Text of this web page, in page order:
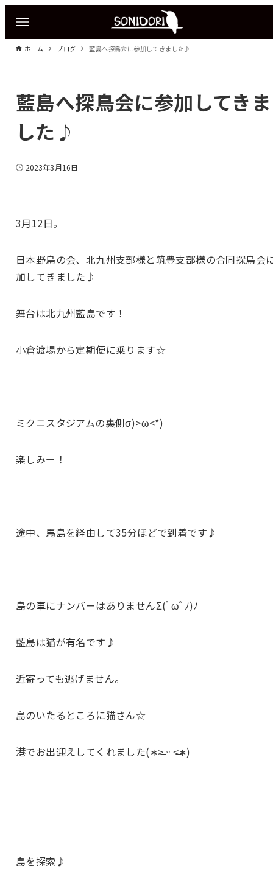
ホーム ブログ 藍島へ探鳥会に参加してきました♪
藍島へ探鳥会に参加してきま
した♪
2023年3月16日
3月12日。
日本野鳥の会、 北九州支部様と筑豊支部様の合同探鳥会
加してきました♪
舞台は北九州藍島です！
小倉渡場から定期便に乗ります☆
ミクニスタジアムの裏側σ)>ω<*)
楽しみー！
途中、 馬島を経由して35分ほどで到着です♪
島の車にナンバーはありませんΣ(ﾟωﾟﾉ)ﾉ
藍島は猫が有名です♪
近寄っても逃げません。
島のいたるところに猫さん☆
港でお出迎えしてくれました(∗˃̶ ᵕ ˂̶∗)
島を探索♪